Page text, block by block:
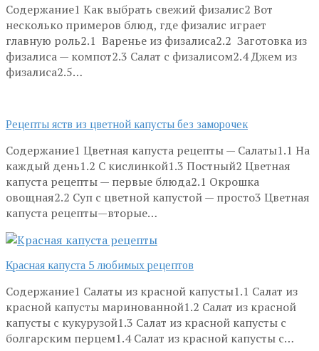
Содержание1 Как выбрать свежий физалис2 Вот
несколько примеров блюд, где физалис играет
главную роль2.1 Варенье из физалиса2.2 Заготовка из
физалиса — компот2.3 Салат с физалисом2.4 Джем из
физалиса2.5…
Рецепты яств из цветной капусты без заморочек
Содержание1 Цветная капуста рецепты — Салаты1.1 На
каждый день1.2 С кислинкой1.3 Постный2 Цветная
капуста рецепты — первые блюда2.1 Окрошка
овощная2.2 Суп с цветной капустой — просто3 Цветная
капуста рецепты—вторые…
Красная капуста 5 любимых рецептов
Содержание1 Салаты из красной капусты1.1 Салат из
красной капусты маринованной1.2 Салат из красной
капусты с кукурузой1.3 Салат из красной капусты с
болгарским перцем1.4 Салат из красной капусты с…